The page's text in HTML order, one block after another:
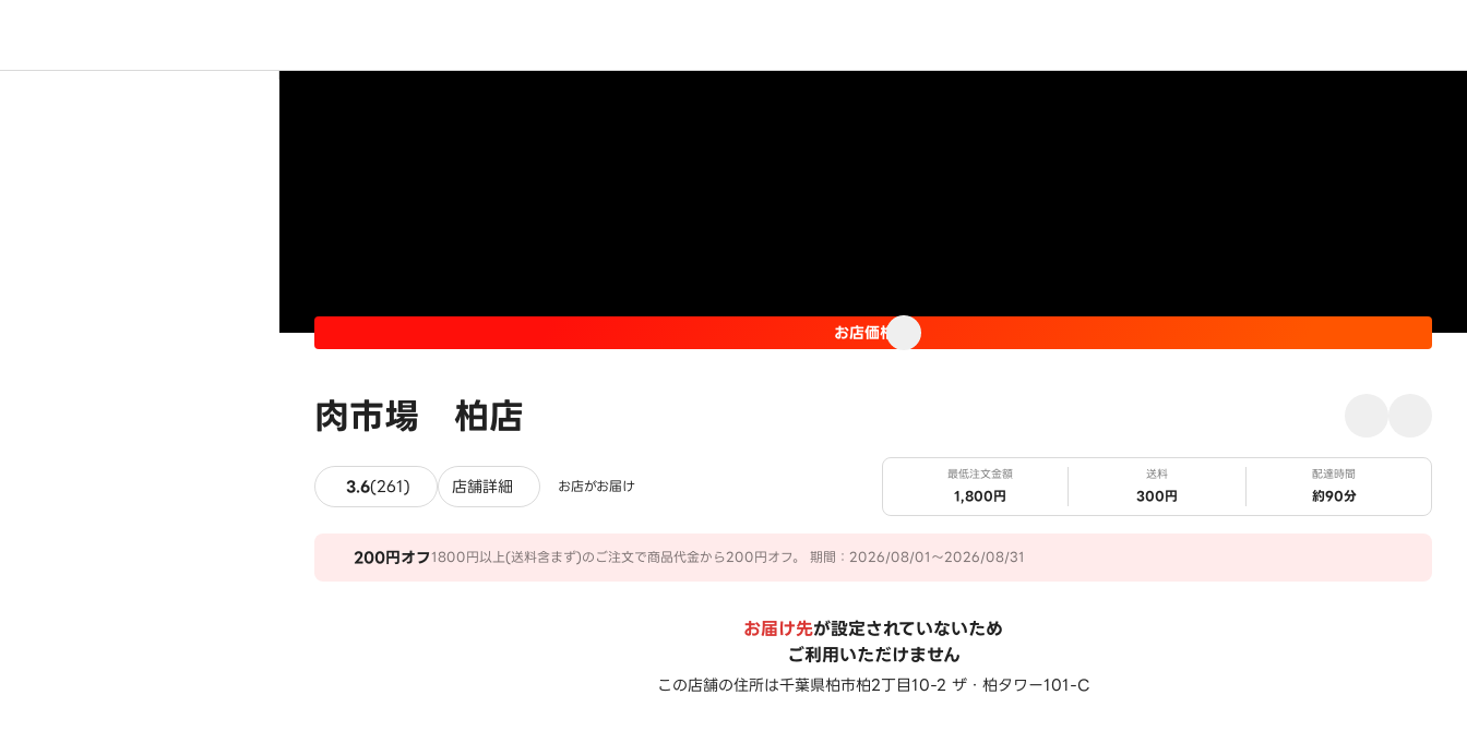
肉市場 柏店
お店価格
3.6(261) 261件のレビュー
店舗詳細 お店がお届け
最低注文金額
1,800円
送料
300円
配達時間
約90分
200円オフ1800円以上(送料含まず)のご注文で商品代金から200円オフ。 期間：2026/08/01～2026/08/31
お届け先が設定されていないため
ご利用いただけません
この店舗の住所は千葉県柏市柏2丁目10-2 ザ・柏タワー101-C